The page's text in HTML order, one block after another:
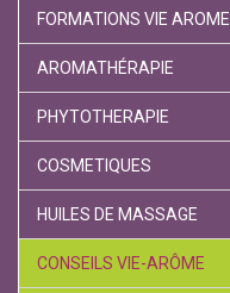
FORMATIONS VIE AROME
AROMATHÉRAPIE
PHYTOTHERAPIE
COSMETIQUES
HUILES DE MASSAGE
CONSEILS VIE-ARÔME